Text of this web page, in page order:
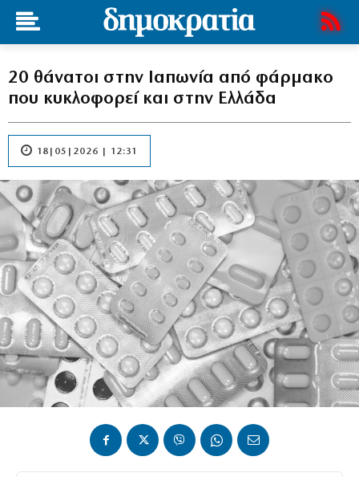
20 θάνατοι στην Ιαπωνία από φάρμακο
που κυκλοφορεί και στην Ελλάδα
18|05|2026 | 12:31